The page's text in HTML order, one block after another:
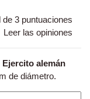
3 puntuaciones
Leer las opiniones
alemán
de diámetro.